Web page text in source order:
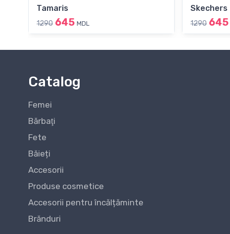
Tamaris
1290 645 MDL
Skechers
1290 645
Catalog
Femei
Bărbaţi
Fete
Băieți
Accesorii
Produse cosmetice
Accesorii pentru încălțăminte
Brănduri